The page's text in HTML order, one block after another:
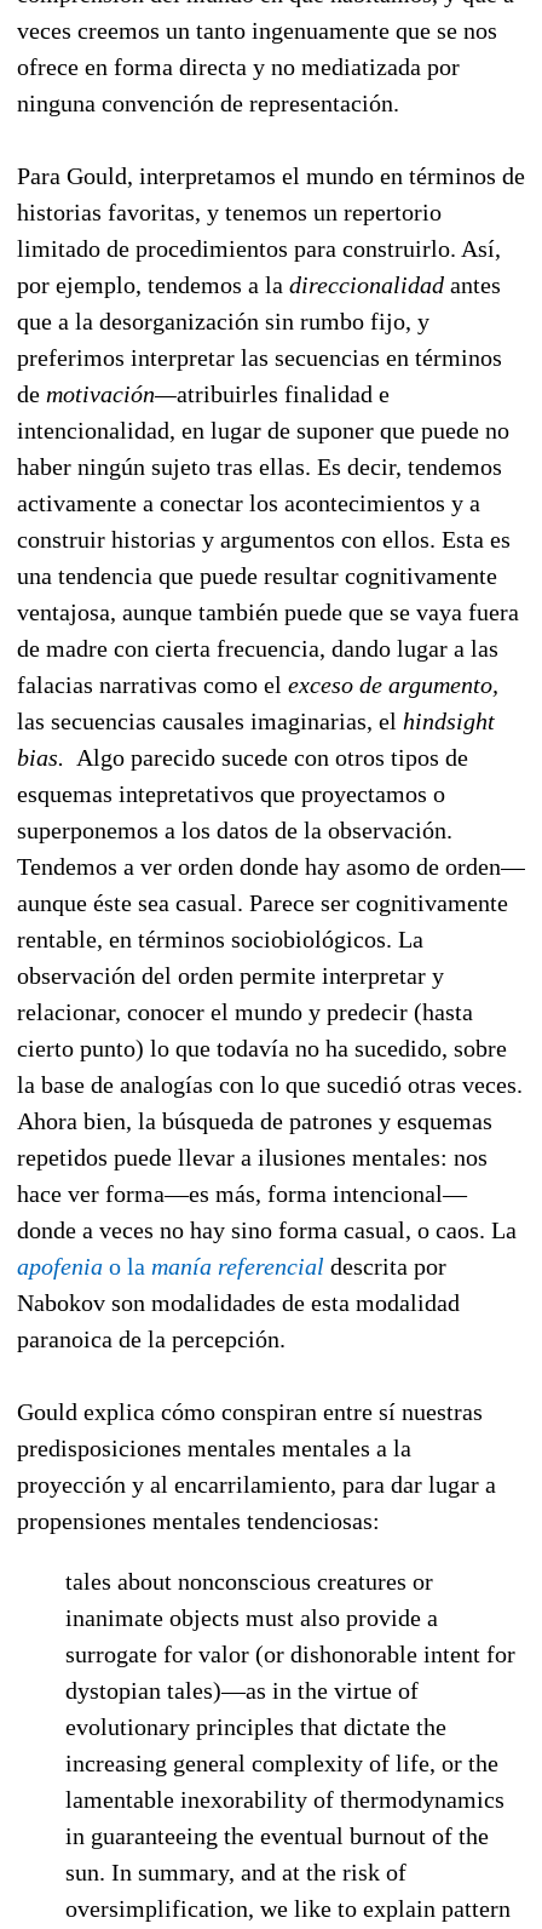
veces creemos un tanto ingenuamente que se nos
ofrece en forma directa y no mediatizada por
ninguna convención de representación.
Para Gould, interpretamos el mundo en términos de
historias favoritas, y tenemos un repertorio
limitado de procedimientos para construirlo. Así,
por ejemplo, tendemos a la direccionalidad antes
que a la desorganización sin rumbo fijo, y
preferimos interpretar las secuencias en términos
de motivación—atribuirles finalidad e
intencionalidad, en lugar de suponer que puede no
haber ningún sujeto tras ellas. Es decir, tendemos
activamente a conectar los acontecimientos y a
construir historias y argumentos con ellos. Esta es
una tendencia que puede resultar cognitivamente
ventajosa, aunque también puede que se vaya fuera
de madre con cierta frecuencia, dando lugar a las
falacias narrativas como el exceso de argumento,
las secuencias causales imaginarias, el hindsight
bias. Algo parecido sucede con otros tipos de
esquemas intepretativos que proyectamos o
superponemos a los datos de la observación.
Tendemos a ver orden donde hay asomo de orden—
aunque éste sea casual. Parece ser cognitivamente
rentable, en términos sociobiológicos. La
observación del orden permite interpretar y
relacionar, conocer el mundo y predecir (hasta
cierto punto) lo que todavía no ha sucedido, sobre
la base de analogías con lo que sucedió otras veces.
Ahora bien, la búsqueda de patrones y esquemas
repetidos puede llevar a ilusiones mentales: nos
hace ver forma—es más, forma intencional—
donde a veces no hay sino forma casual, o caos. La
apofenia o la manía referencial descrita por
Nabokov son modalidades de esta modalidad
paranoica de la percepción.
Gould explica cómo conspiran entre sí nuestras
predisposiciones mentales mentales a la
proyección y al encarrilamiento, para dar lugar a
propensiones mentales tendenciosas:
tales about nonconscious creatures or
inanimate objects must also provide a
surrogate for valor (or dishonorable intent for
dystopian tales)—as in the virtue of
evolutionary principles that dictate the
increasing general complexity of life, or the
lamentable inexorability of thermodynamics
in guaranteeing the eventual burnout of the
sun. In summary, and at the risk of
oversimplification, we like to explain pattern